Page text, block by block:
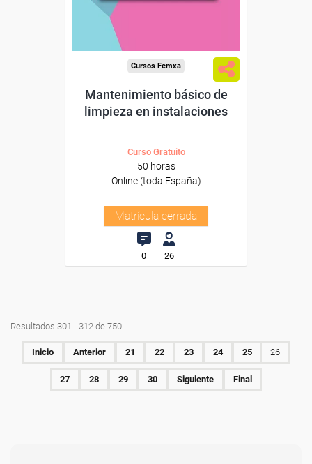
Cursos Femxa
Mantenimiento básico de
limpieza en instalaciones
Curso Gratuito
50 horas
Online (toda España)
Matrícula cerrada
0 26
Resultados 301 - 312 de 750
Inicio Anterior 21 22 23 24 25 26
27 28 29 30 Siguiente Final